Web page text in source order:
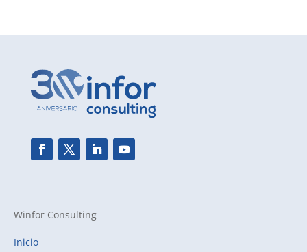
Winfor Consulting
Inicio